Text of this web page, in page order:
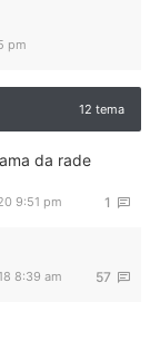
pm
12 tema
da rade
1
9:51 pm
57
8:39 am